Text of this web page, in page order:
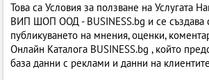
Това са Условия за ползване на Услугата
ВИП ШОП ООД - BUSINESS.bg и се създава
публикуването на мнения, оценки,
Онлайн Каталога BUSINESS.bg , който
база данни с реклами и данни на